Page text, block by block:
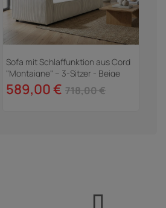
Sofa mit Schlaffunktion aus Cord
"Montaigne" -- 3-Sitzer - Beige
589,00 € 718,00 €